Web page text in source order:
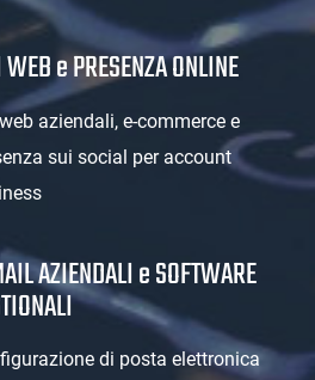
e PRESENZA ONLINE
aziendali, e-commerce e
sui social per account
AZIENDALI e SOFTWARE
di posta elettronica